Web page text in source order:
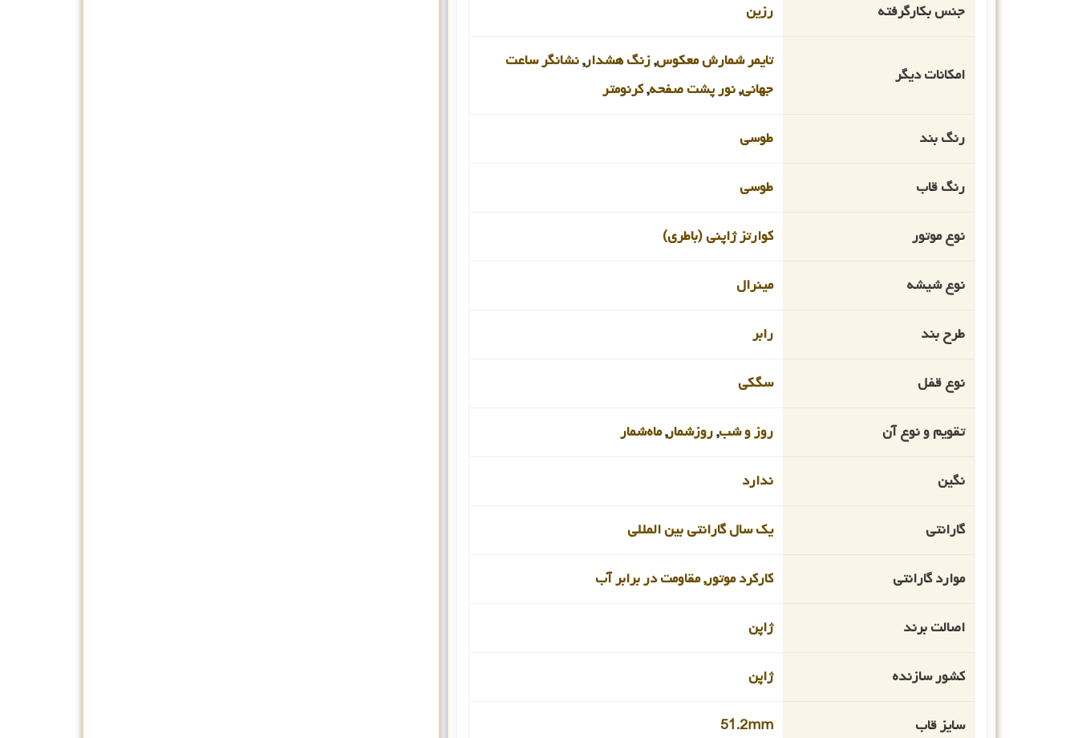
جنس بکارگرفته رزین
امکانات دیگر
تایمر شمارش معکوس,زنگ هشدار,نشانگر ساعت
جهانی,نور پشت صفحه,کرنومتر
رنگ بند طوسی
رنگ قاب طوسی
نوع موتور کوارتز ژاپنی (باطری)
نوع شیشه مینرال
طرح بند رابر
نوع قفل سگکی
تقویم و نوع آن روز و شب,روزشمار,ماه‌شمار
نگین ندارد
گارانتی یک سال گارانتی بین المللی
موارد گارانتی کارکرد موتور, مقاومت در برابر آب
اصالت برند ژاپن
کشور سازنده ژاپن
سایز قاب 51.2mm